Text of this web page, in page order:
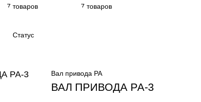
7 товаров 7 товаров
Статус
Вал привода РА
ВАЛ ПРИВОДА РА-3